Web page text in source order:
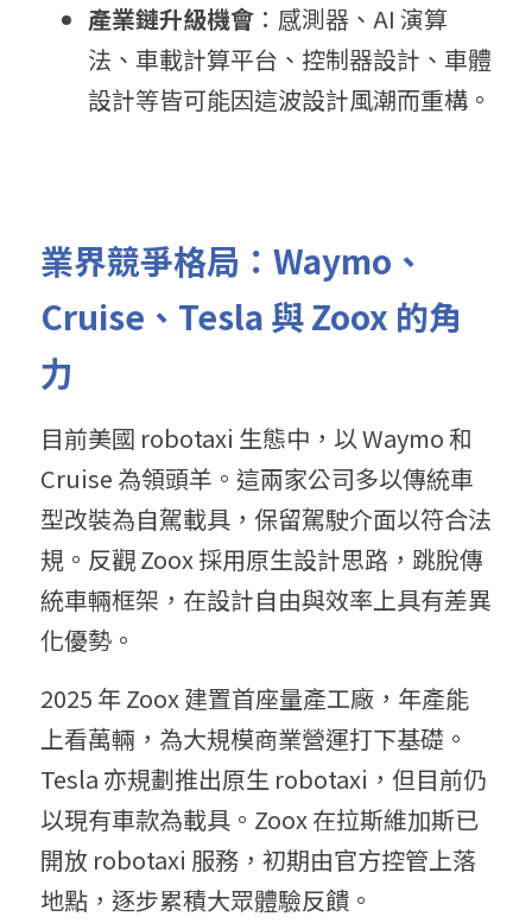
產業鏈升級機會 ：感測器、AI 演算
法、車載計算平台、控制器設計、車體
設計等皆可能因這波設計風潮而重構。
業界競爭格局：Waymo、
Cruise、Tesla 與 Zoox 的角
力
目前美國 robotaxi 生態中，以 Waymo 和
Cruise 為領頭羊。這兩家公司多以傳統車
型改裝為自駕載具，保留駕駛介面以符合法
規。反觀 Zoox 採用原生設計思路，跳脫傳
統車輛框架，在設計自由與效率上具有差異
化優勢。
2025 年 Zoox 建置首座量產工廠，年產能
上看萬輛，為大規模商業營運打下基礎。
Tesla 亦規劃推出原生 robotaxi，但目前仍
以現有車款為載具。Zoox 在拉斯維加斯已
開放 robotaxi 服務，初期由官方控管上落
地點，逐步累積大眾體驗反饋。